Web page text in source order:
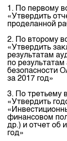
Участники
Наши
Cтратегия
Контакты
Тарифы
Аналитика
Финансовый
Пресс-клуб
25 лет ЗАО
Центр
Архив торгов
Котировки
Котировки
Расписание
Результаты
Объем ГЦБ в
Результаты
Общая
План работы
1. По первому
«Утвердить
проделанной
2. По второму
«Утвердить
результатам
по
безопасности
за 2017 год»
3. По третьему
«Утвердить
финансовом
др.) и отчет oб
год»